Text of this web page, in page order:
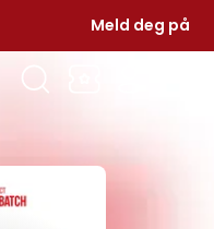
Meld deg på